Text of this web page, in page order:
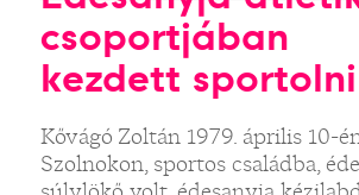
csoportjában
kezdett sportolni
Kővágó Zoltán 1979. április 10-
Szolnokon, sportos családba,